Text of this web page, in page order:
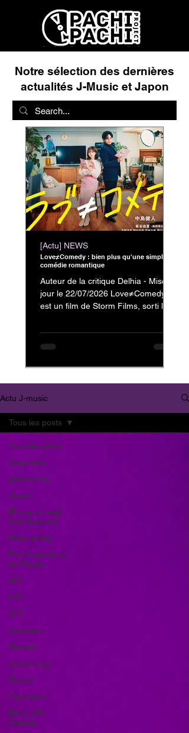
Notre sélection des dernières
actualités J-Music et Japon
Love≠Comedy : bien plus qu'une simple
comédie romantique
Auteur de la critique Delhia - Mise à
jour le 22/07/2026 Love≠Comedy
est un film de Storm Films, sorti le 3
dans le rôle de Kanzaki Reiji et
Nagahama Neru dans celui de
de Nakajima Kento, on ne pouvait
Love≠Comedy qui m'ont donné
envie de vous partager mon avis.
[Actu] NEWS
Actu J-music
Tous les posts
fanproject
place to be
Japon
[Fiche artiste]
Idol Masculin
fiche artiste
Fin d'activité ou
en Pause
A F
H N
O Z
Interview
Paroles
musicology
Drama
Live report
[Actu] CD
release
Tous les posts